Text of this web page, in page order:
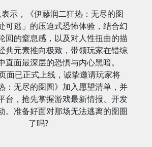
示，《伊藤润二狂热：无尽的囹
可逃」的压迫式恐怖体验，结合幻
回的窒息感，以及对人性扭曲的描
典元素推向极致，带领玩家在错综
直面最深层的恐惧与内心黑暗。
面已正式上线，诚挚邀请玩家将
：无尽的囹圄》加入愿望清单，并
台，抢先掌握游戏最新情报、开发
。准备好面对那场无法逃离的囹圄
了吗?